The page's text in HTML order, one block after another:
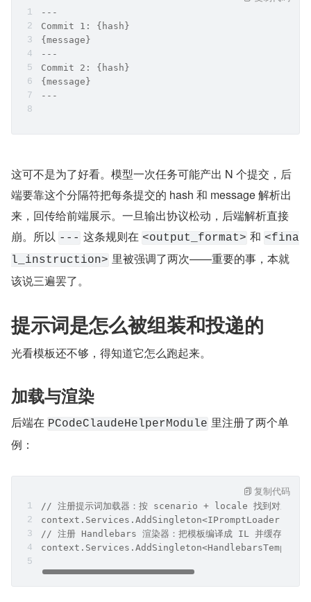
---
Commit 1: {hash}
{message}
---
Commit 2: {hash}
{message}
---
这可不是为了好看。模型一次任务可能产出 N 个提交，后
端要靠这个分隔符把每条提交的 hash 和 message 解析出
来，回传给前端展示。一旦输出协议松动，后端解析直接
崩。所以 --- 这条规则在 <output_format> 和 <fina
l_instruction> 里被强调了两次——重要的事，本就
该说三遍罢了。
提示词是怎么被组装和投递的
光看模板还不够，得知道它怎么跑起来。
加载与渲染
后端在 PCodeClaudeHelperModule 里注册了两个单
例：
// 注册提示词加载器：按 scenario + locale 找到对应
context.Services.AddSingleton<IPromptLoader,
// 注册 Handlebars 渲染器：把模板编译成 IL 并缓存
复制代码